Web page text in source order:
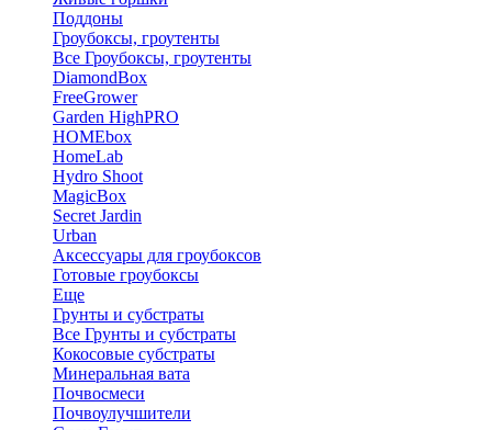
Поддоны
Гроубоксы, гроутенты
Все Гроубоксы, гроутенты
DiamondBox
FreeGrower
Garden HighPRO
HOMEbox
HomeLab
Hydro Shoot
MagicBox
Secret Jardin
Urban
Аксессуары для гроубоксов
Готовые гроубоксы
Еще
Грунты и субстраты
Все Грунты и субстраты
Кокосовые субстраты
Минеральная вата
Почвосмеси
Почвоулучшители